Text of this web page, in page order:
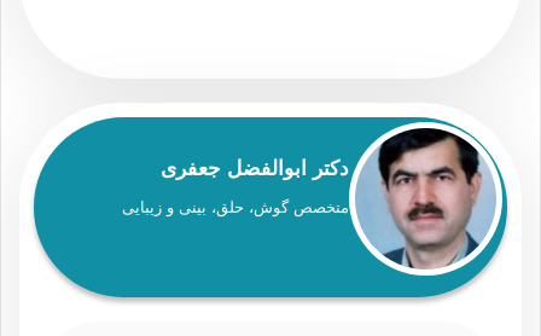
دکتر ابوالفضل جعفری
متخصص گوش، حلق، بینی و زیبایی